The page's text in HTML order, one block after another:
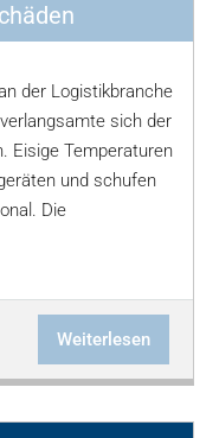
der Logistikbranche
sich der
Eisige Temperaturen
und schufen
Die
Weiterlesen